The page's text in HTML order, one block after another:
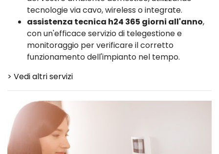
tecnologie via cavo, wireless o integrate.
assistenza tecnica h24 365 giorni all'anno,
con un'efficace servizio di telegestione e
monitoraggio per verificare il corretto
funzionamento dell'impianto nel tempo.
> Vedi altri servizi